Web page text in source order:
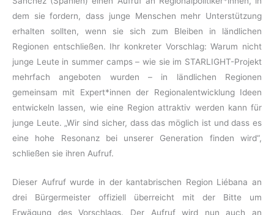
dem sie fordern, dass junge Menschen mehr Unterstützung
erhalten sollten, wenn sie sich zum Bleiben in ländlichen
Regionen entschließen. Ihr konkreter Vorschlag: Warum nicht
junge Leute in summer camps – wie sie im STARLIGHT-Projekt
mehrfach angeboten wurden – in ländlichen Regionen
gemeinsam mit Expert*innen der Regionalentwicklung Ideen
entwickeln lassen, wie eine Region attraktiv werden kann für
junge Leute. „Wir sind sicher, dass das möglich ist und dass es
eine hohe Resonanz bei unserer Generation finden wird“,
schließen sie ihren Aufruf.
Dieser Aufruf wurde in der kantabrischen Region Liébana an
drei Bürgermeister offiziell überreicht mit der Bitte um
Erwägung des Vorschlags. Der Aufruf wird nun auch an